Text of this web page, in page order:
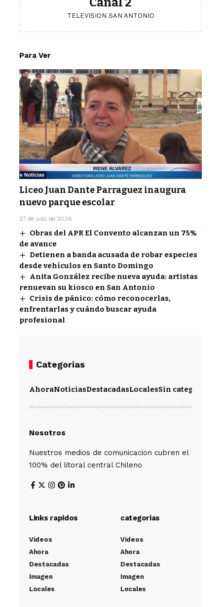
TELEVISION SAN ANTONIO
Para Ver
Liceo Juan Dante Parraguez inaugura
nuevo parque escolar
27 de julio de 2026
Obras del APR El Convento alcanzan un 75%
de avance
Detienen a banda acusada de robar especies
desde vehículos en Santo Domingo
Anita González recibe nueva ayuda: artistas
renuevan su kiosco en San Antonio
Crisis de pánico: cómo reconocerlas,
enfrentarlas y cuándo buscar ayuda
profesional
Categorias
AhoraNoticiasDestacadasLocalesSin categoría
Nosotros
Nuestros medios de comunicacion cubren el
100% del litoral central Chileno
Links rapidos
Videos
Ahora
Destacadas
Imagen
Locales
categorias
Videos
Ahora
Destacadas
Imagen
Locales